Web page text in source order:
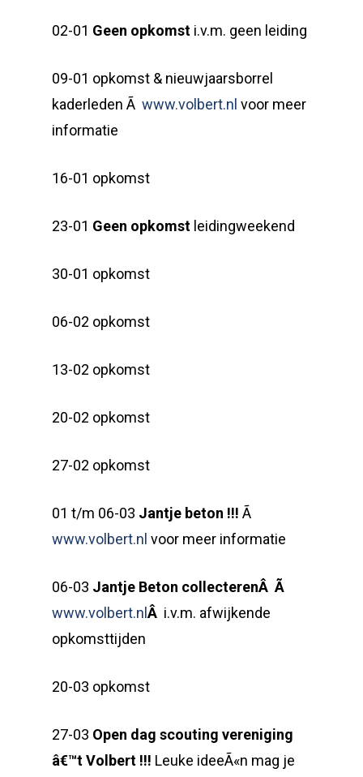
02-01 Geen opkomst i.v.m. geen leiding
09-01 opkomst & nieuwjaarsborrel
kaderleden Ã www.volbert.nl voor meer
informatie
16-01 opkomst
23-01 Geen opkomst leidingweekend
30-01 opkomst
06-02 opkomst
13-02 opkomst
20-02 opkomst
27-02 opkomst
01 t/m 06-03 Jantje beton !!! Ã
www.volbert.nl voor meer informatie
06-03 Jantje Beton collecterenÂ Ã
www.volbert.nl Â i.v.m. afwijkende
opkomsttijden
20-03 opkomst
27-03 Open dag scouting vereniging
â€™t Volbert !!! Leuke ideeÃ«n mag je